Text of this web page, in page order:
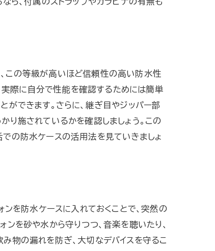
この等級が高いほど信頼性の高い防水性
際に自分で性能を確認するためには簡単
ができます。さらに、継ぎ目やジッパー部
り施されているかを確認しましょう。この
の防水ケースの活用法を見ていきましょ
ンを防水ケースに入れておくことで、突然の
を砂や水から守りつつ、音楽を聴いたり、
物の漏れを防ぎ、大切なデバイスを守るこ